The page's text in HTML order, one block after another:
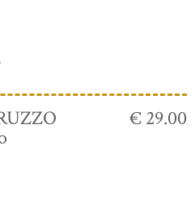
€ 29.00